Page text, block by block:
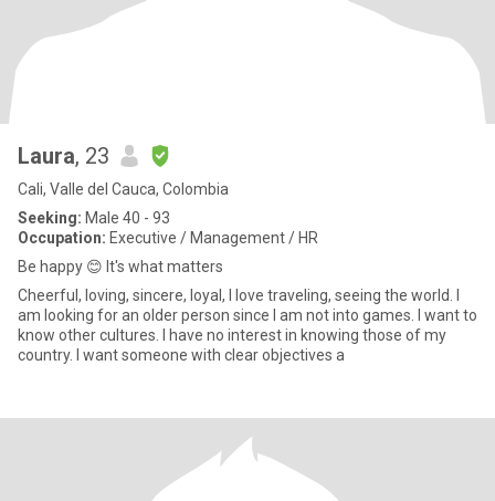
Laura, 23
Cali, Valle del Cauca, Colombia
Seeking: Male 40 - 93
Occupation: Executive / Management / HR
Be happy 😊 It's what matters
Cheerful, loving, sincere, loyal, I love traveling, seeing the world. I
am looking for an older person since I am not into games. I want to
know other cultures. I have no interest in knowing those of my
country. I want someone with clear objectives a